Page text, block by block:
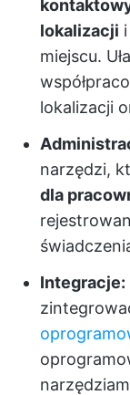
lokalizacji
miejscu.
lokalizacji
narzędzi,
dla
Integracje: